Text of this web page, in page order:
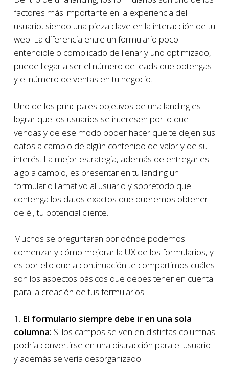
factores más importante en la experiencia del
usuario, siendo una pieza clave en la interacción de tu
web. La diferencia entre un formulario poco
entendible o complicado de llenar y uno optimizado,
puede llegar a ser el número de leads que obtengas
y el número de ventas en tu negocio.
Uno de los principales objetivos de una landing es
lograr que los usuarios se interesen por lo que
vendas y de ese modo poder hacer que te dejen sus
datos a cambio de algún contenido de valor y de su
interés. La mejor estrategia, además de entregarles
algo a cambio, es presentar en tu landing un
formulario llamativo al usuario y sobretodo que
contenga los datos exactos que queremos obtener
de él, tu potencial cliente.
Muchos se preguntaran por dónde podemos
comenzar y cómo mejorar la UX de los formularios, y
es por ello que a continuación te compartimos cuáles
son los aspectos básicos que debes tener en cuenta
para la creación de tus formularios:
1. El formulario siempre debe ir en una sola
columna: Si los campos se ven en distintas columnas
podría convertirse en una distracción para el usuario
y además se vería desorganizado.